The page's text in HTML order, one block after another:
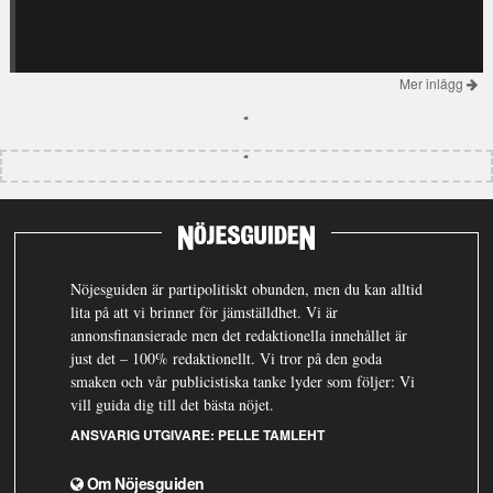
Mer inlägg
Nöjesguiden är partipolitiskt obunden, men du kan alltid
lita på att vi brinner för jämställdhet. Vi är
annonsfinansierade men det redaktionella innehållet är
just det – 100% redaktionellt. Vi tror på den goda
smaken och vår publicistiska tanke lyder som följer: Vi
vill guida dig till det bästa nöjet.
ANSVARIG UTGIVARE: PELLE TAMLEHT
Om Nöjesguiden